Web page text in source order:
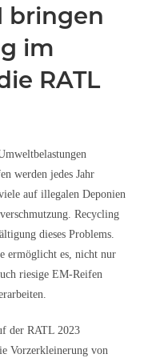
bringen
im
RATL
werden jedes Jahr
auf illegalen Deponien
Recycling
dieses Problems.
ermöglicht es, nicht nur
riesige EM-Reifen
der RATL 2023
Vorzerkleinerung von